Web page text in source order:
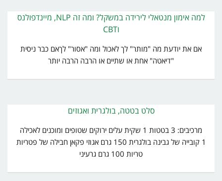
למה אימון מנטאלי לירידה במשקל? ומה זה NLP, מיינדפולנס
וCBT
אם את יודעת מה "מותר" לך לאכול ומה "אסור" לךאם כבר ניסית
"דיאטה" אחת או שתיים או הרבה הרבה יותר
סלט בטטה, בולגרית ואגוזים
מרכיבים: 3 בטטות 1 שקית עלים ירוקים שטופים ומוכנים לאכילה
1 קובייה של גבינה בולגרית 150 גרם אגוזי פקאן חבילה של פטריות
טריות 100 גרם גרעיני